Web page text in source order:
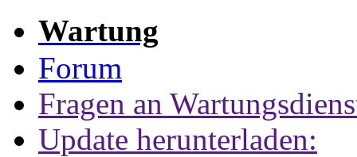
Wartung
Forum
Fragen an
Update herunterladen: